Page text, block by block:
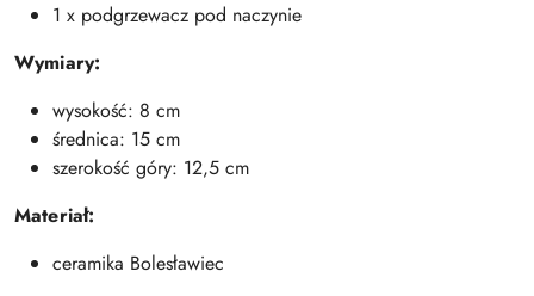
1 x podgrzewacz pod naczynie
Wymiary:
wysokość: 8 cm
średnica: 15 cm
szerokość góry: 12,5 cm
Materiał:
ceramika Bolesławiec